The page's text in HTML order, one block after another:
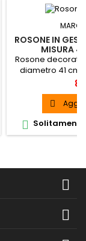
ROSONE IN
MISURA
Rosone
diametro 41 cm



